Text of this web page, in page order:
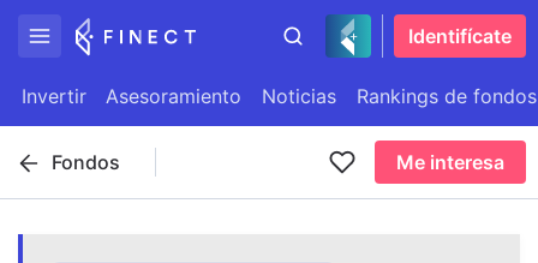
Identifícate
Invertir Asesoramiento Noticias Rankings de fondos
Fondos Me interesa